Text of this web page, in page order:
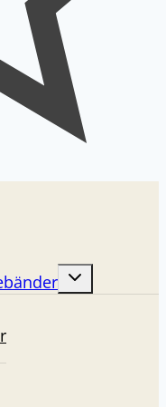
Kindermenü